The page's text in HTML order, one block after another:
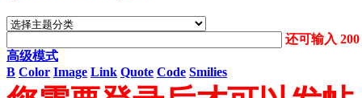
还可输入200
高级模式
B Color Image Link Quote Code Smilies